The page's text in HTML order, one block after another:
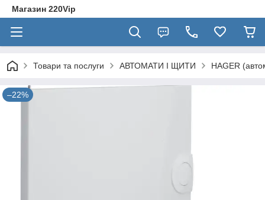
Магазин 220Vip
Товари та послуги АВТОМАТИ І ЩИТИ HAGER
–22%